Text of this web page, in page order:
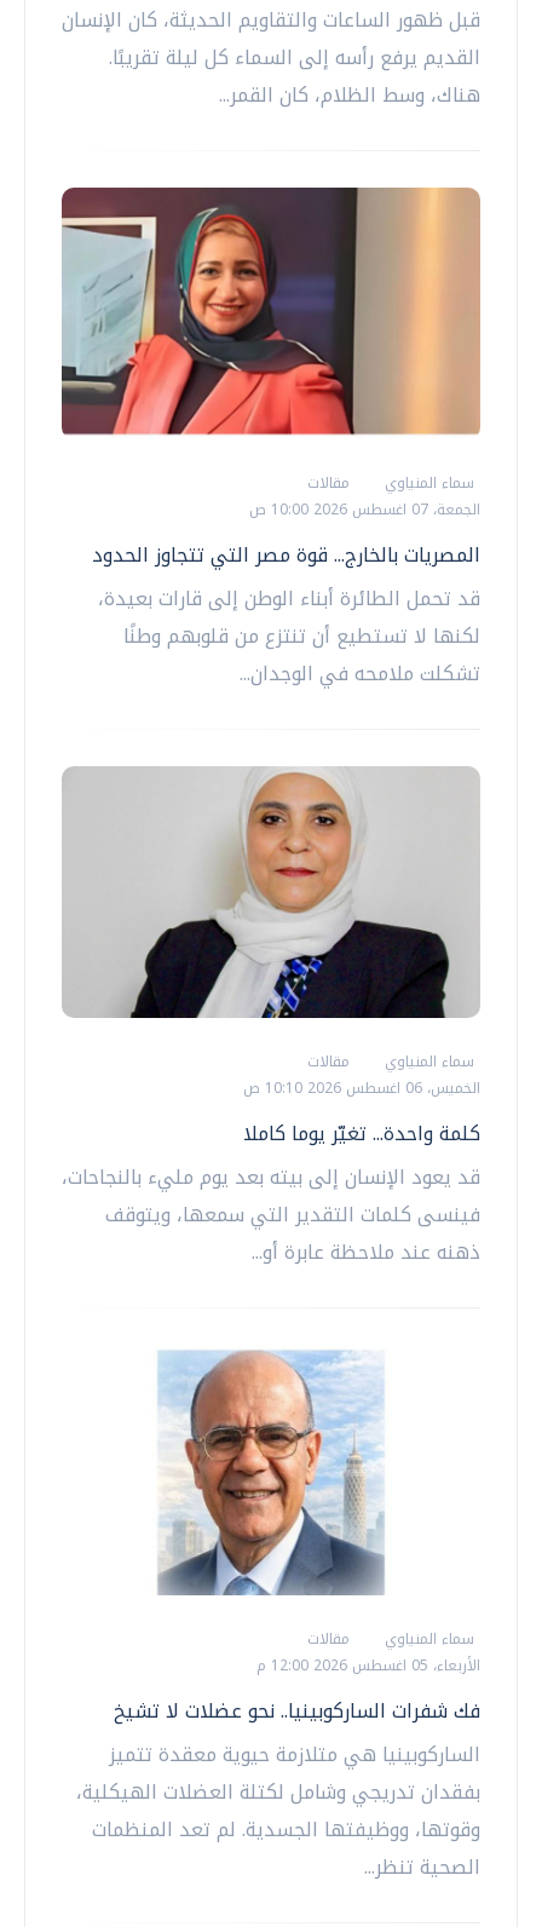
قبل ظهور الساعات والتقاويم الحديثة، كان الإنسان
القديم يرفع رأسه إلى السماء كل ليلة تقريبًا.
هناك، وسط الظلام، كان القمر...
سماء المنياوي
مقالات
الجمعة، 07 اغسطس 2026 10:00 ص
المصريات بالخارج... قوة مصر التي تتجاوز الحدود
قد تحمل الطائرة أبناء الوطن إلى قارات بعيدة،
لكنها لا تستطيع أن تنتزع من قلوبهم وطنًا
تشكلت ملامحه في الوجدان...
سماء المنياوي
مقالات
الخميس، 06 اغسطس 2026 10:10 ص
كلمة واحدة... تغيّر يوما كاملا
قد يعود الإنسان إلى بيته بعد يوم مليء بالنجاحات،
فينسى كلمات التقدير التي سمعها، ويتوقف
ذهنه عند ملاحظة عابرة أو...
سماء المنياوي
مقالات
الأربعاء، 05 اغسطس 2026 12:00 م
فك شفرات الساركوبينيا.. نحو عضلات لا تشيخ
الساركوبينيا هي متلازمة حيوية معقدة تتميز
بفقدان تدريجي وشامل لكتلة العضلات الهيكلية،
وقوتها، ووظيفتها الجسدية. لم تعد المنظمات
الصحية تنظر...